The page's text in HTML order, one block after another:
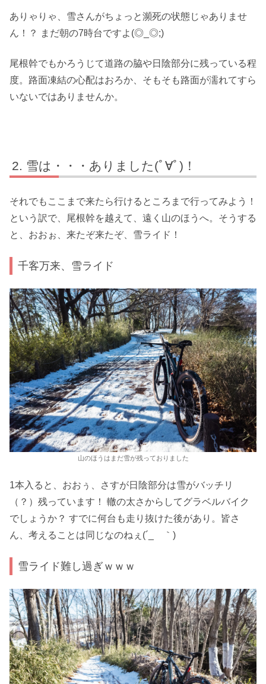
ありゃりゃ、雪さんがちょっと瀕死の状態じゃありませ
ん！？ まだ朝の7時台ですよ(◎_◎;)
尾根幹でもかろうじて道路の脇や日陰部分に残っている程
度。路面凍結の心配はおろか、そもそも路面が濡れてすら
いないではありませんか。
雪は・・・ありました(ﾟ∀ﾟ)！
それでもここまで来たら行けるところまで行ってみよう！
という訳で、尾根幹を越えて、遠く山のほうへ。そうする
と、おおぉ、来たぞ来たぞ、雪ライド！
千客万来、雪ライド
山のほうはまだ雪が残っておりました
1本入ると、おおぅ、さすが日陰部分は雪がバッチリ
（？）残っています！ 轍の太さからしてグラベルバイク
でしょうか？ すでに何台も走り抜けた後があり。皆さ
ん、考えることは同じなのねぇ(´_ゝ｀)
雪ライド難し過ぎｗｗｗ